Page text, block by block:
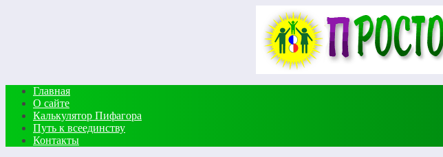
Главная
О сайте
Калькулятор Пифагора
Путь к всеединству
Контакты